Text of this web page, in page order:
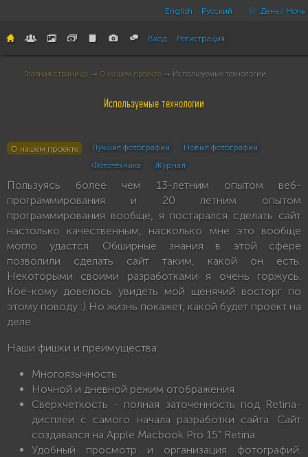
English Русский День / Ночь
Вход Регистрация
Главная страница → О нашем проекте → Используемые технологии
Используемые технологии
О нашем проекте Лучшие фотографии
Новые фотографии
Фототехника
Журнал
Пользуясь более чем 13-летним опытом веб-
программирования и 20 летним опытом
программирования вообще, я постарался сделать сайт
настолько качественным, насколько мне это вообще
могло удастся. Обширные знания в этой сфере
позволили сделать сайт таким, какой он есть.
Некоторыми своими разработками я очень горжусь.
Кое-кому довелось увидеть мой щенячий восторг по
этому поводу :) Но жизнь покажет, какой будет проект на
деле.
Наши фишки и преимущества:
Многоязычность
Ночной и дневной режим отображения
Сверхчеткость - полная заточенность под Retina-
дисплеи с самого начала разработки сайта. Сайт
создавался на Apple Macbook Pro 15" Retina
Удобный просмотр и организация фотографий.